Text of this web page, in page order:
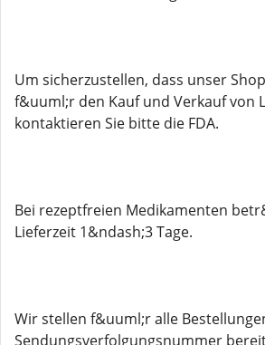
Um sicherzustellen, dass unser
f&uuml;r den Kauf und Verkauf von
kontaktieren Sie bitte die FDA.
Bei rezeptfreien Medikamenten
Lieferzeit 1&ndash;3 Tage.
Wir stellen f&uuml;r alle
Sendungsverfolgungsnummer